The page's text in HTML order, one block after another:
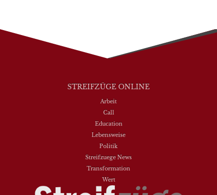
STREIFZÜGE ONLINE
Arbeit
Call
Education
Lebensweise
Politik
Streifzuege News
Transformation
Wert